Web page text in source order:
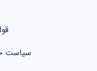
سیاست